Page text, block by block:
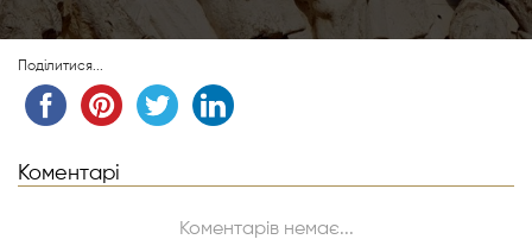
Поділитися...
Коментарі
Коментарів немає...